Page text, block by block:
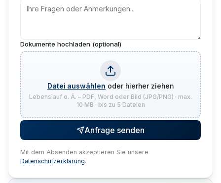
Dokumente hochladen (optional)
Datei auswählen oder hierher ziehen
Lebenslauf o. Ä. – PDF, Word oder Bild (JPG/PNG) · max.
10 MB · bis zu 5 Dateien
Anfrage senden
Mit dem Absenden akzeptieren Sie unsere
Datenschutzerklärung.